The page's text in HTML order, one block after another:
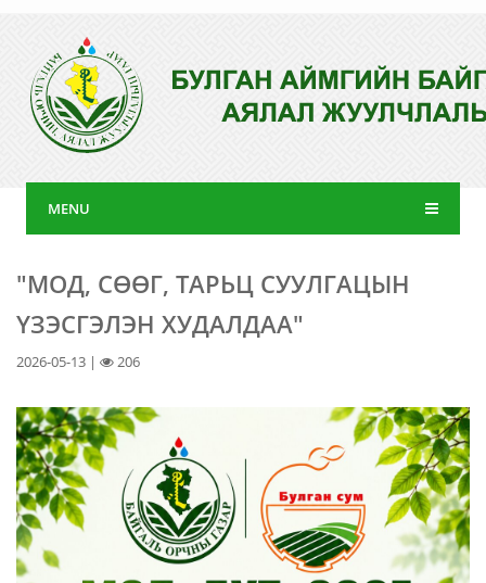
MENU
"МОД, СӨӨГ, ТАРЬЦ СУУЛГАЦЫН
ҮЗЭСГЭЛЭН ХУДАЛДАА"
2026-05-13 | 206